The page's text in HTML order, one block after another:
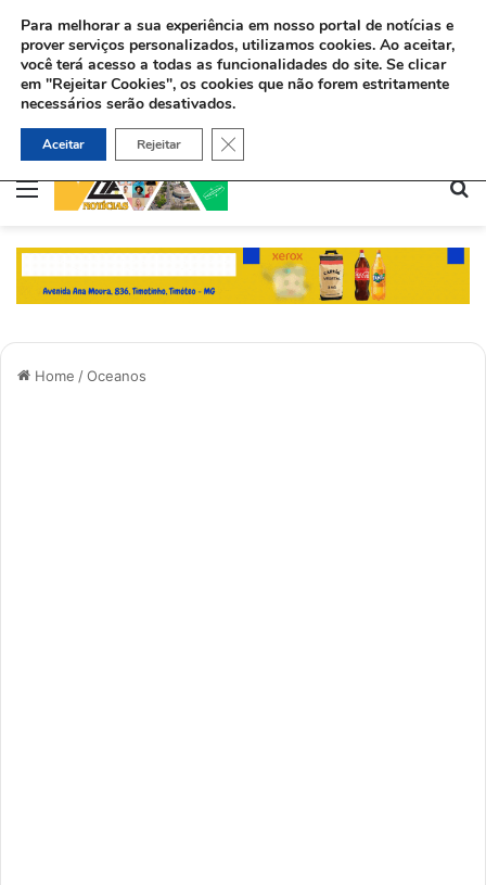
Menu
Home /Oceanos
Para melhorar a sua experiência em nosso portal de notícias e
prover serviços personalizados, utilizamos cookies. Ao aceitar,
você terá acesso a todas as funcionalidades do site. Se clicar
em "Rejeitar Cookies", os cookies que não forem estritamente
necessários serão desativados.
Aceitar Rejeitar Close GDPR Cookie Banner